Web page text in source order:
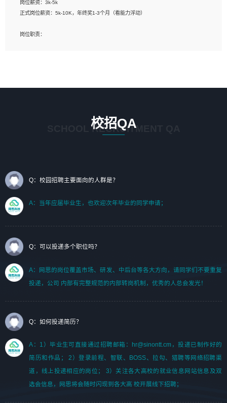
标志及吉祥物设计，效果图后期处理等。
1、艺术设计类相关专业；（其中需求分析顾问不限专业）
岗位薪资：3k-5k
正式岗位薪资：5k-10K，年终奖1-3个月（看能力浮动）
岗位职责：
2. 熟悉 前端常用框架, 能独立完成设计给予的 UI 效果;
3. 有良好的代码习惯, 低级错误出现频率低;
7. 了解或熟悉 WebGL 及相关框架优先。
（岗位人员专职于行业应用解决方案、项目申报方案、投标方案的策划编写）
校招QA
SCHOOL RECRUITMENT QA
Q：校园招聘主要面向的人群是？
A：当年应届毕业生，也欢迎次年毕业的同学申请；
Q：可以投递多个职位吗？
A：网思的岗位覆盖市场、研发、中后台等各大方向，请同学们不要重复
投递，公司 内部有完整规范的内部转岗机制，优秀的人总会发光！
Q：如何投递简历？
A：1）毕业生可直接通过招聘邮箱：hr@sinontt.cm，投递已制作好的
简历和作品； 2）登录前程、智联、BOSS、拉勾、猎聘等网络招聘渠
道，线上投递相应的岗位； 3）关注各大高校的就业信息网站信息及双
选会信息，网思将会随时闪现到各大高 校开展线下招聘；